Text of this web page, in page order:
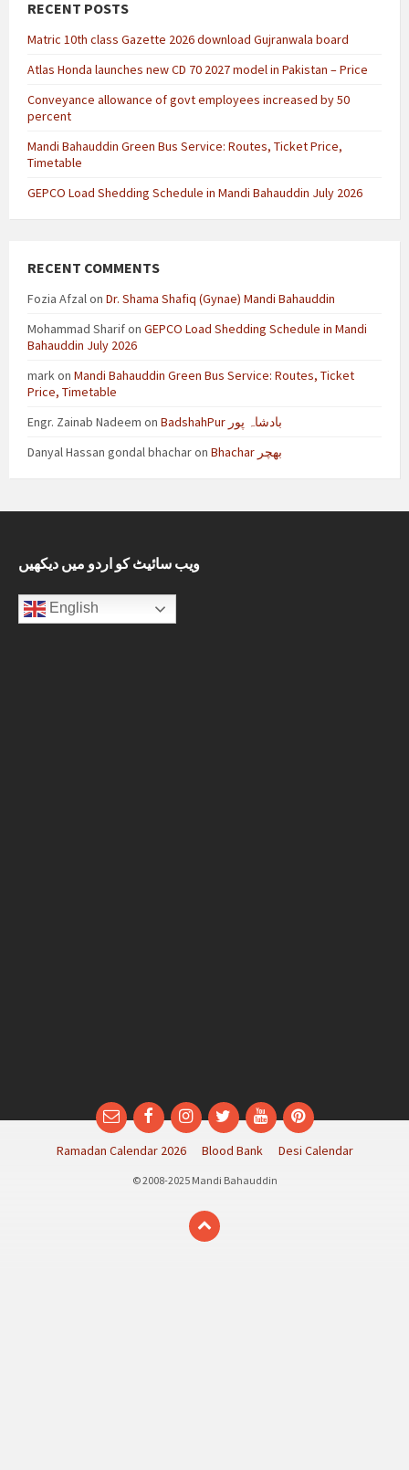
RECENT POSTS
Matric 10th class Gazette 2026 download Gujranwala board
Atlas Honda launches new CD 70 2027 model in Pakistan – Price
Conveyance allowance of govt employees increased by 50
percent
Mandi Bahauddin Green Bus Service: Routes, Ticket Price,
Timetable
GEPCO Load Shedding Schedule in Mandi Bahauddin July 2026
RECENT COMMENTS
Fozia Afzalon Dr. Shama Shafiq (Gynae) Mandi Bahauddin
Mohammad Sharifon GEPCO Load Shedding Schedule in Mandi
Bahauddin July 2026
markon Mandi Bahauddin Green Bus Service: Routes, Ticket
Price, Timetable
Engr. Zainab Nadeem on
BadshahPur بادشاہ پور
Danyal Hassan gondal bhacharon Bhachar بھچر
ویب سائیٹ کو اردو میں دیکھیں
English
EmailFacebookInstagram
TwitterYouTubePinterest
Ramadan Calendar 2026 Blood Bank Desi Calendar
© 2008-2025 Mandi Bahauddin